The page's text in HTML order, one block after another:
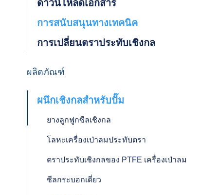
ดาวน์โหลดเอกสาร
การสนับสนุนทางเทคนิค
การเปลี่ยนตราประทับเชิงกล
ผลิตภัณฑ์
ผนึกเชิงกลสำหรับปั๊ม
ยางลูกฟูกซีลเชิงกล
โลหะเครื่องเป่าลมประทับตรา
ตราประทับเชิงกลของ PTFE เครื่องเป่าลม
ซีลกระบอกเดี่ยว